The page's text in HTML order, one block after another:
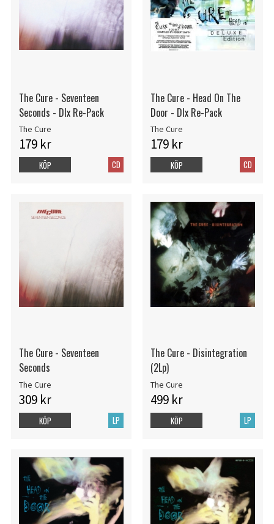
The Cure - Seventeen
Seconds - Dlx Re-Pack
The Cure
179 kr
CD
KÖP
The Cure - Head On The
Door - Dlx Re-Pack
The Cure
179 kr
CD
KÖP
The Cure - Seventeen
Seconds
The Cure
309 kr
LP
KÖP
The Cure - Disintegration
(2Lp)
The Cure
499 kr
LP
KÖP